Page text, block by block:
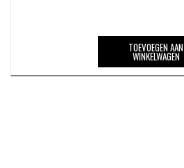
TOEVOEGEN AAN
WINKELWAGEN